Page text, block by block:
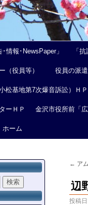
情報･NewsPaper」 「
（役員等） 役員の派
松基地第7次爆音訴訟）ＨＰ
ーＨＰ 金沢市役所前「
ホーム
← ア
辺
投稿